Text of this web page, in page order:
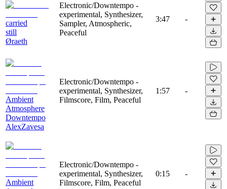
carried
still
Øraeth
Electronic/Downtempo -
experimental, Synthesizer,
Sampler, Atmospheric,
Peaceful
3:47 -
Ambient
Atmosphere
Downtempo
AlexZavesa
Electronic/Downtempo -
experimental, Synthesizer,
Filmscore, Film, Peaceful
1:57 -
Ambient
Electronic/Downtempo -
experimental, Synthesizer,
Filmscore, Film, Peaceful
0:15 -